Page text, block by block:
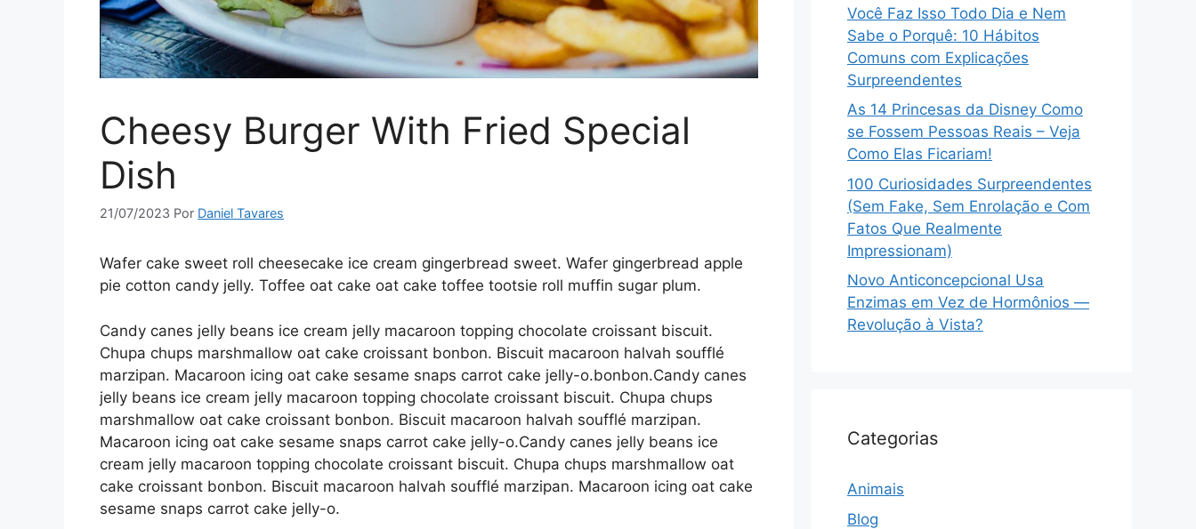
Cheesy Burger With Fried Special
Dish
21/07/2023 Por Daniel Tavares
Wafer cake sweet roll cheesecake ice cream gingerbread sweet. Wafer gingerbread apple
pie cotton candy jelly. Toffee oat cake oat cake toffee tootsie roll muffin sugar plum.
Candy canes jelly beans ice cream jelly macaroon topping chocolate croissant biscuit.
Chupa chups marshmallow oat cake croissant bonbon. Biscuit macaroon halvah soufflé
marzipan. Macaroon icing oat cake sesame snaps carrot cake jelly-o.bonbon.Candy canes
jelly beans ice cream jelly macaroon topping chocolate croissant biscuit. Chupa chups
marshmallow oat cake croissant bonbon. Biscuit macaroon halvah soufflé marzipan.
Macaroon icing oat cake sesame snaps carrot cake jelly-o.Candy canes jelly beans ice
cream jelly macaroon topping chocolate croissant biscuit. Chupa chups marshmallow oat
cake croissant bonbon. Biscuit macaroon halvah soufflé marzipan. Macaroon icing oat cake
sesame snaps carrot cake jelly-o.
Você Faz Isso Todo Dia e Nem
Sabe o Porquê: 10 Hábitos
Comuns com Explicações
Surpreendentes
As 14 Princesas da Disney Como
se Fossem Pessoas Reais – Veja
Como Elas Ficariam!
100 Curiosidades Surpreendentes
(Sem Fake, Sem Enrolação e Com
Fatos Que Realmente
Impressionam)
Novo Anticoncepcional Usa
Enzimas em Vez de Hormônios —
Revolução à Vista?
Categorias
Animais
Blog